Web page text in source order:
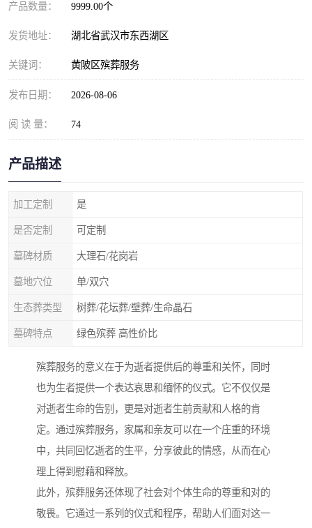
产品数量： 9999.00个
发货地址： 湖北省武汉市东西湖区
关键词： 黄陂区殡葬服务
发布日期： 2026-08-06
阅 读 量： 74
产品描述
加工定制 是
是否定制 可定制
墓碑材质 大理石/花岗岩
墓地穴位 单/双穴
生态葬类型 树葬/花坛葬/壁葬/生命晶石
墓碑特点 绿色殡葬 高性价比
殡葬服务的意义在于为逝者提供后的尊重和关怀，同时
也为生者提供一个表达哀思和缅怀的仪式。它不仅仅是
对逝者生命的告别，更是对逝者生前贡献和人格的肯
定。通过殡葬服务，家属和亲友可以在一个庄重的环境
中，共同回忆逝者的生平，分享彼此的情感，从而在心
理上得到慰藉和释放。
此外，殡葬服务还体现了社会对个体生命的尊重和对的
敬畏。它通过一系列的仪式和程序，帮助人们面对这一